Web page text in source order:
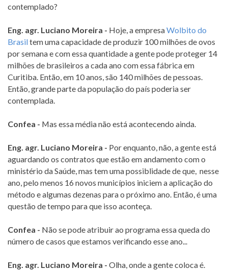
contemplado?
Eng. agr. Luciano Moreira - Hoje, a empresaWolbito do
Brasiltem uma capacidade de produzir 100 milhões de ovos
por semana e com essa quantidade a gente pode proteger 14
milhões de brasileiros a cada ano com essa fábrica em
Curitiba. Então, em 10 anos, são 140 milhões de pessoas.
Então, grande parte da população do país poderia ser
contemplada.
Confea - Mas essa média não está acontecendo ainda.
Eng. agr. Luciano Moreira - Por enquanto, não, a gente está
aguardando os contratos que estão em andamento com o
ministério da Saúde, mas tem uma possiblidade de que, nesse
ano, pelo menos 16 novos municípios iniciem a aplicação do
método e algumas dezenas para o próximo ano. Então, é uma
questão de tempo para que isso aconteça.
Confea - Não se pode atribuir ao programa essa queda do
número de casos que estamos verificando esse ano...
Eng. agr. Luciano Moreira - Olha, onde a gente coloca é.